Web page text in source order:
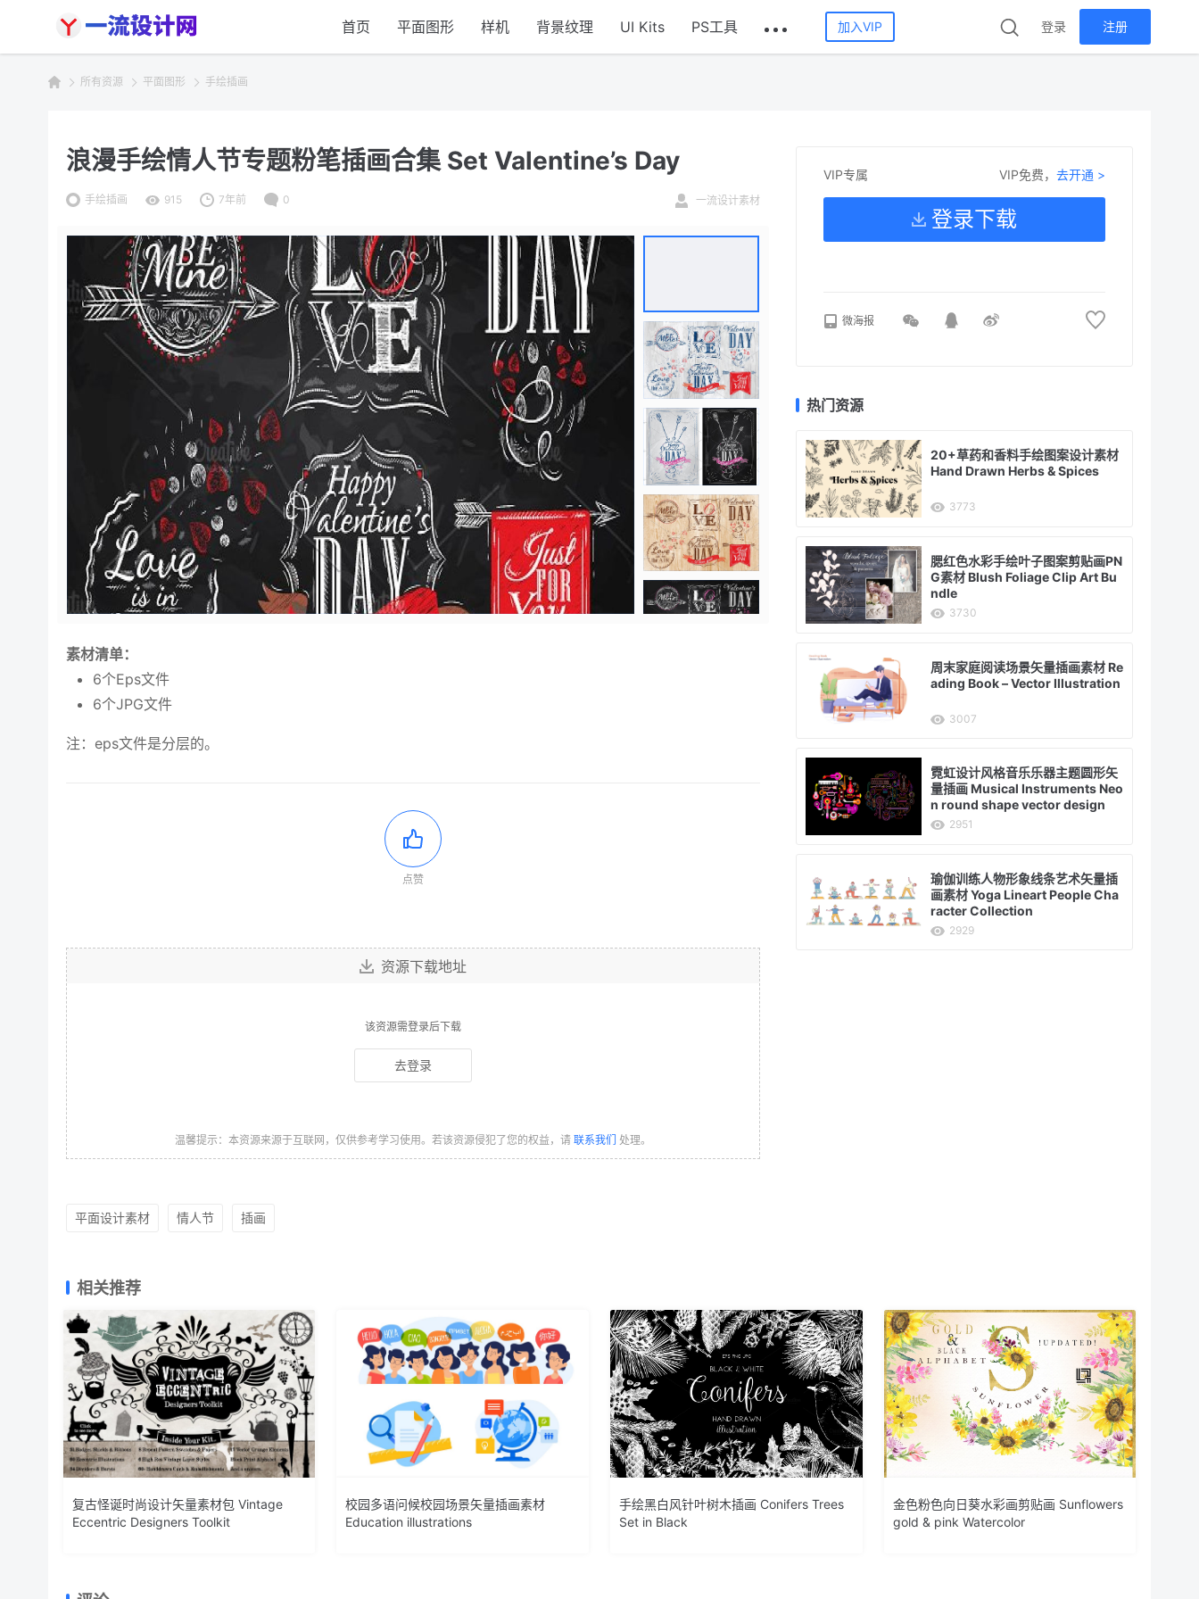
首页 平面图形 样机 背景纹理 UI Kits PS工具 加入VIP 登录 注册
所有资源 平面图形 手绘插画
浪漫手绘情人节专题粉笔插画合集 Set Valentine’s Day
手绘插画 915 7年前 0 一流设计素材
素材清单：
6个Eps文件
6个JPG文件
注：eps文件是分层的。
点赞
资源下载地址
该资源需登录后下载
去登录
温馨提示：本资源来源于互联网，仅供参考学习使用。若该资源侵犯了您的权益，请 联系我们 处理。
VIP专属 VIP免费，去开通 >
登录下载
微海报
热门资源
20+草药和香料手绘图案设计素材
Hand Drawn Herbs & Spices
3773
腮红色水彩手绘叶子图案剪贴画PN
G素材 Blush Foliage Clip Art Bu
ndle
3730
周末家庭阅读场景矢量插画素材 Re
ading Book – Vector Illustration
3007
霓虹设计风格音乐乐器主题圆形矢
量插画 Musical Instruments Neo
n round shape vector design
2951
瑜伽训练人物形象线条艺术矢量插
画素材 Yoga Lineart People Cha
racter Collection
2929
平面设计素材 情人节 插画
相关推荐
复古怪诞时尚设计矢量素材包 Vintage
Eccentric Designers Toolkit
校园多语问候校园场景矢量插画素材
Education illustrations
手绘黑白风针叶树木插画 Conifers Trees
Set in Black
金色粉色向日葵水彩画剪贴画 Sunflowers
gold & pink Watercolor